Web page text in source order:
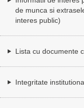
de munca si
interes public)
Lista cu documente
Integritate